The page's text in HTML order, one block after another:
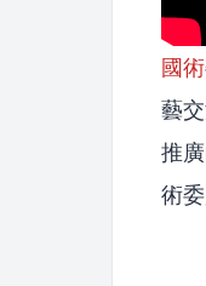
國術
藝
推
術